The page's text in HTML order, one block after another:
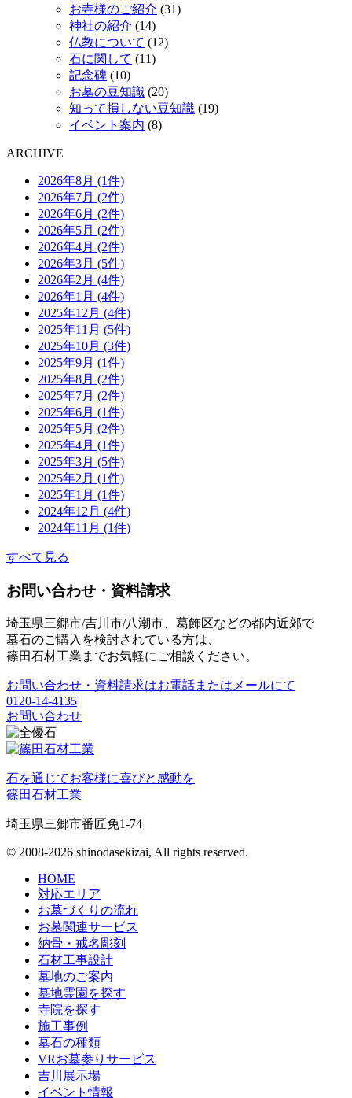
お寺様のご紹介 (31)
神社の紹介 (14)
仏教について (12)
石に関して (11)
記念碑 (10)
お墓の豆知識 (20)
知って損しない豆知識 (19)
イベント案内 (8)
ARCHIVE
2026年8月 (1件)
2026年7月 (2件)
2026年6月 (2件)
2026年5月 (2件)
2026年4月 (2件)
2026年3月 (5件)
2026年2月 (4件)
2026年1月 (4件)
2025年12月 (4件)
2025年11月 (5件)
2025年10月 (3件)
2025年9月 (1件)
2025年8月 (2件)
2025年7月 (2件)
2025年6月 (1件)
2025年5月 (2件)
2025年4月 (1件)
2025年3月 (5件)
2025年2月 (1件)
2025年1月 (1件)
2024年12月 (4件)
2024年11月 (1件)
すべて見る
お問い合わせ・資料請求
埼玉県三郷市/吉川市/八潮市、葛飾区などの都内近郊で
墓石のご購入を検討されている方は、
篠田石材工業までお気軽にご相談ください。
お問い合わせ・資料請求はお電話またはメールにて
0120-14-4135
お問い合わせ
石を通じてお客様に喜びと感動を
篠田石材工業
埼玉県三郷市番匠免1-74
© 2008-2026 shinodasekizai, All rights reserved.
HOME
対応エリア
お墓づくりの流れ
お墓関連サービス
納骨・戒名彫刻
石材工事設計
墓地のご案内
墓地霊園を探す
寺院を探す
施工事例
墓石の種類
VRお墓参りサービス
吉川展示場
イベント情報